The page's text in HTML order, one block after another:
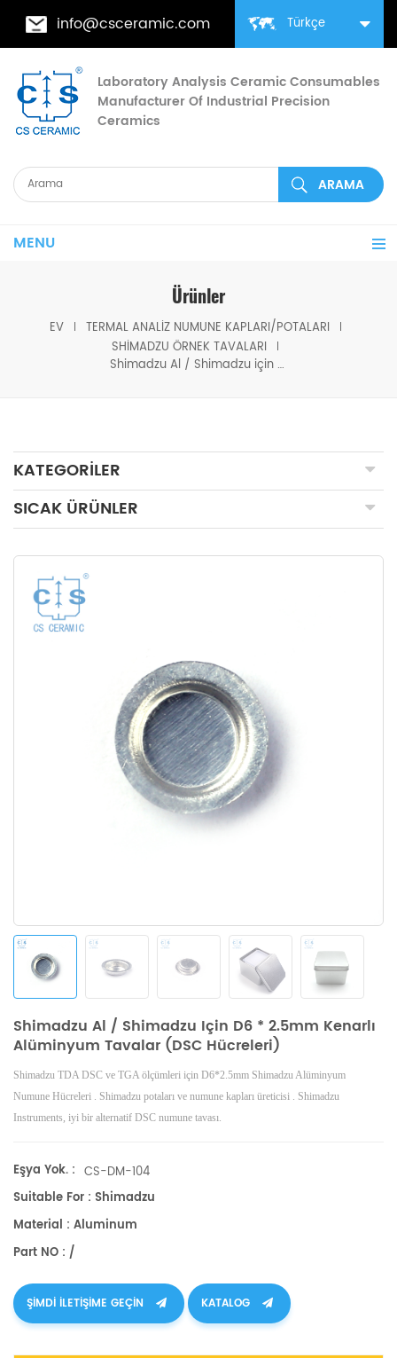
Türkçe
info@csceramic.com
Laboratory Analysis Ceramic Consumables
Manufacturer Of Industrial Precision
Ceramics
MENU
Ürünler
EV
TERMAL ANALIZ NUMUNE KAPLARI/POTALARI
SHIMADZU ÖRNEK TAVALARI
Shimadzu Al / Shimadzu için D6 * 2.5mm kenarlı Alüminyum Tavalar (DSC Hücreleri)
KATEGORILER
SICAK ÜRÜNLER
Shimadzu Al / Shimadzu Için D6 * 2.5mm Kenarlı
Alüminyum Tavalar (DSC Hücreleri)
Shimadzu TDA DSC ve TGA ölçümleri için D6*2.5mm Shimadzu Alüminyum
Numune Hücreleri . Shimadzu potaları ve numune kapları üreticisi . Shimadzu
Instruments, iyi bir alternatif DSC numune tavası.
Eşya Yok. : CS-DM-104
Suitable For : Shimadzu
Material : Aluminum
Part NO : /
ŞIMDI ILETIŞIME GEÇIN KATALOG